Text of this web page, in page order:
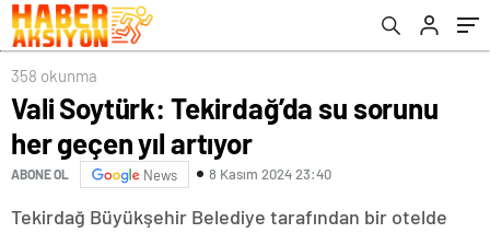
358 okunma
Vali Soytürk: Tekirdağ’da su sorunu
her geçen yıl artıyor
ABONE OL News 8 Kasım 2024 23:40
Tekirdağ Büyükşehir Belediye tarafından bir otelde